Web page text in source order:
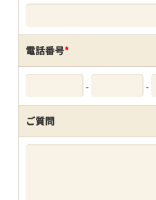
電話番号*
- -
ご質問